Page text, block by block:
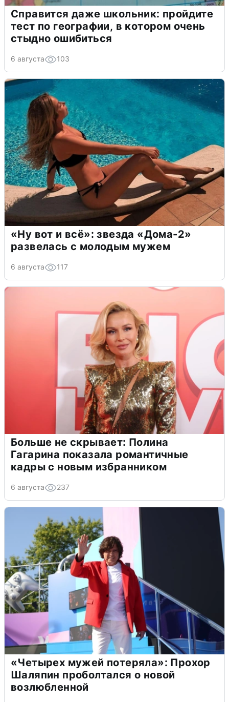
Справится даже школьник: пройдите
тест по географии, в котором очень
стыдно ошибиться
6 августа 103
«Ну вот и всё»: звезда «Дома-2»
развелась с молодым мужем
6 августа 117
Больше не скрывает: Полина
Гагарина показала романтичные
кадры с новым избранником
6 августа 237
«Четырех мужей потеряла»: Прохор
Шаляпин проболтался о новой
возлюбленной